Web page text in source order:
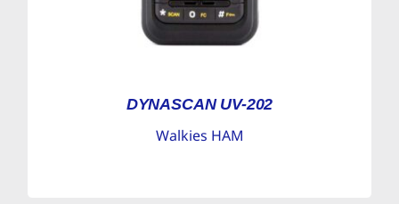
DYNASCAN UV-202
Walkies HAM